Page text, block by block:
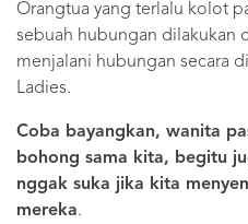
Orangtua yang terlalu kolot
sebuah hubungan dilakukan
menjalani hubungan secara
Ladies.
Coba bayangkan, wanita
bohong sama kita, begitu
nggak suka jika kita
mereka.